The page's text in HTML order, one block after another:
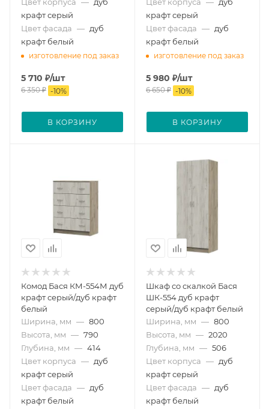
крафт серый
Цвет фасада — дуб
крафт белый
изготовление под заказ
5 710 ₽/шт
6 350₽ -10%
В КОРЗИНУ
крафт серый
Цвет фасада — дуб
крафт белый
изготовление под заказ
5 980 ₽/шт
6 650₽ -10%
В КОРЗИНУ
Комод Бася КМ-554М дуб
крафт серый/дуб крафт
белый
Ширина, мм — 800
Высота, мм — 790
Глубина, мм — 414
Цвет корпуса — дуб
крафт серый
Цвет фасада — дуб
крафт белый
Шкаф со скалкой Бася
ШК-554 дуб крафт
серый/дуб крафт белый
Ширина, мм — 800
Высота, мм — 2020
Глубина, мм — 506
Цвет корпуса — дуб
крафт серый
Цвет фасада — дуб
крафт белый